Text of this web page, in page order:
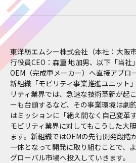
東洋紡エムシー株式会社（本社：大阪
行役員CEO：森重 地加男、以下「当社
OEM（完成車メーカー）へ直接アプロ
新組織「モビリティ事業推進ユニット
リティ業界では、急速な技術革新が起
ーも台頭するなど、その事業環境は劇
はミッションに「絶え間なく自己変革
モビリティ業界に対してもこうした大
ます。新組織ではOEMの先行開発段階
一体となって開発に取り組むことで、
グローバル市場へ投入していきます。